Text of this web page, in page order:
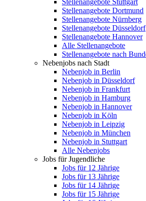
Stellenangebote Stuttgart
Stellenangebote Dortmund
Stellenangebote Nürnberg
Stellenangebote Düsseldorf
Stellenangebote Hannover
Alle Stellenangebote
Stellenangebote nach
Nebenjobs nach Stadt
Nebenjob in Berlin
Nebenjob in Düsseldorf
Nebenjob in Frankfurt
Nebenjob in Hamburg
Nebenjob in Hannover
Nebenjob in Köln
Nebenjob in Leipzig
Nebenjob in München
Nebenjob in Stuttgart
Alle Nebenjobs
Jobs für Jugendliche
Jobs für 12 Jährige
Jobs für 13 Jährige
Jobs für 14 Jährige
Jobs für 15 Jährige